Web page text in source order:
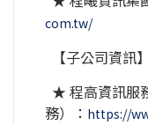
com.tw/
【子公司資訊】
★ 程高資訊服
務）： https://